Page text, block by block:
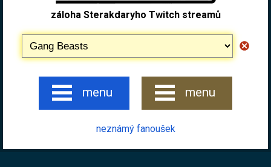
záloha Sterakdaryho Twitch streamů
menu menu
neznámý fanoušek